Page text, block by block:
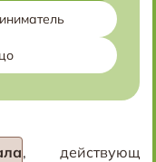
, действующ